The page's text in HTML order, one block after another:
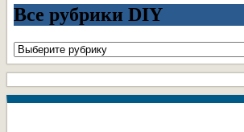
Все рубрики DIY
Все
рубрики
DIY